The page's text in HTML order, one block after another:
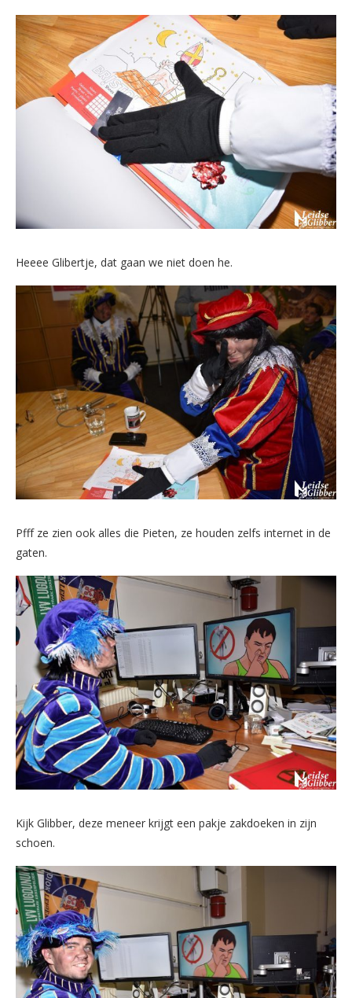
Heeee Glibertje, dat gaan we niet doen he.
Pfff ze zien ook alles die Pieten, ze houden zelfs internet in de
gaten.
Kijk Glibber, deze meneer krijgt een pakje zakdoeken in zijn
schoen.